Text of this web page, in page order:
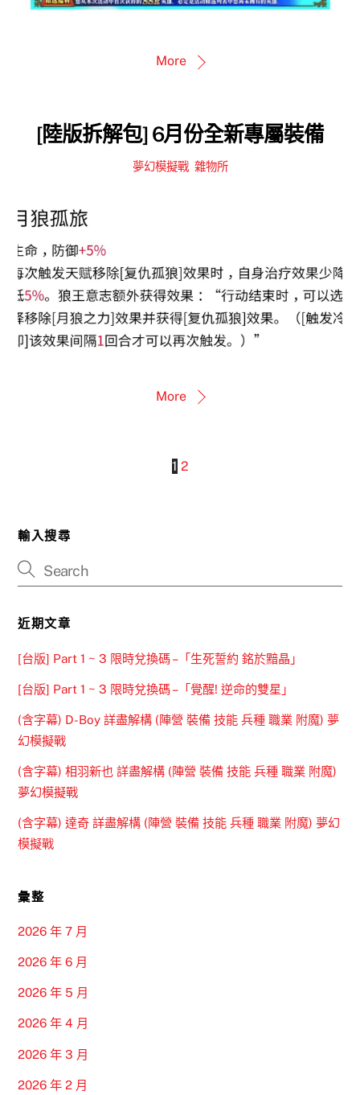
More
[陸版拆解包] 6月份全新專屬裝備
夢幻模擬戰, 雜物所
More
1 2
輸入搜尋
近期文章
[台版] Part 1 ~ 3 限時兌換碼 –「生死誓約 銘於黯晶」
[台版] Part 1 ~ 3 限時兌換碼 –「覺醒! 逆命的雙星」
(含字幕) D-Boy 詳盡解構 (陣營 裝備 技能 兵種 職業 附魔) 夢
幻模擬戰
(含字幕) 相羽新也 詳盡解構 (陣營 裝備 技能 兵種 職業 附魔)
夢幻模擬戰
(含字幕) 達奇 詳盡解構 (陣營 裝備 技能 兵種 職業 附魔) 夢幻
模擬戰
彙整
2026 年 7 月
2026 年 6 月
2026 年 5 月
2026 年 4 月
2026 年 3 月
2026 年 2 月